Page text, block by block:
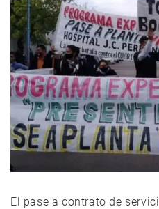
El pase a contrato de